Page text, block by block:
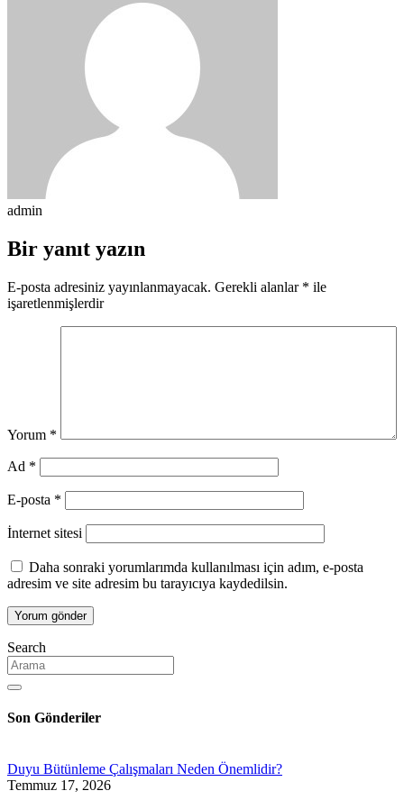
admin
Bir yanıt yazın
E-posta adresiniz yayınlanmayacak. Gerekli alanlar * ile
işaretlenmişlerdir
Yorum *
Ad *
E-posta *
İnternet sitesi
Daha sonraki yorumlarımda kullanılması için adım, e-posta
adresim ve site adresim bu tarayıcıya kaydedilsin.
Search
Son Gönderiler
Duyu Bütünleme Çalışmaları Neden Önemlidir?
Temmuz 17, 2026